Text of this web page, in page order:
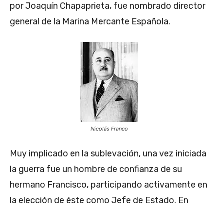
por Joaquín Chapaprieta, fue nombrado director
general de la Marina Mercante Española.
Nicolás Franco
Muy implicado en la sublevación, una vez iniciada
la guerra fue un hombre de confianza de su
hermano Francisco, participando activamente en
la elección de éste como Jefe de Estado. En